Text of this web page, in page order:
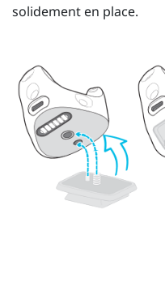
solidement en place.